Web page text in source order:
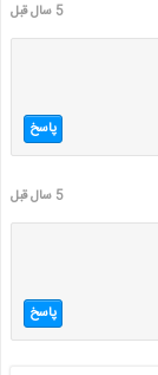
5 سال قبل
پاسخ
5 سال قبل
پاسخ